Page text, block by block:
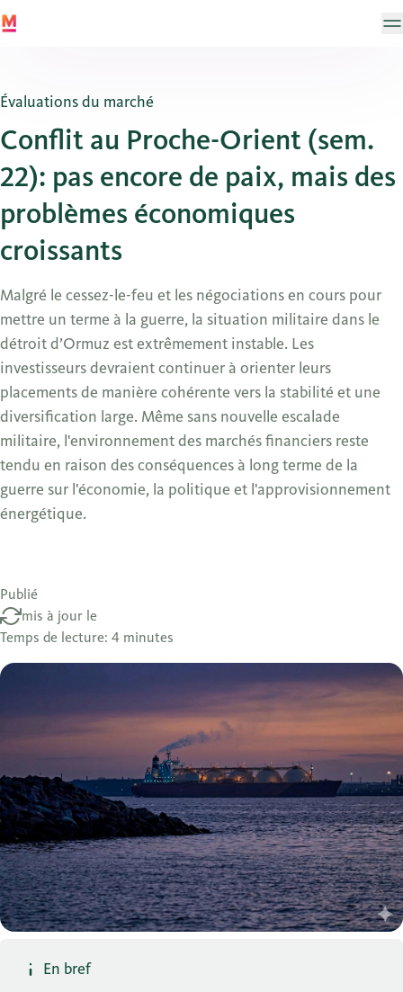
Évaluations du marché
Conflit au Proche-Orient (sem.
22): pas encore de paix, mais des
problèmes économiques
croissants
Malgré le cessez-le-feu et les négociations en cours pour
mettre un terme à la guerre, la situation militaire dans le
détroit d’Ormuz est extrêmement instable. Les
investisseurs devraient continuer à orienter leurs
placements de manière cohérente vers la stabilité et une
diversification large. Même sans nouvelle escalade
militaire, l'environnement des marchés financiers reste
tendu en raison des conséquences à long terme de la
guerre sur l'économie, la politique et l'approvisionnement
énergétique.
Publié
mis à jour le
Temps de lecture: 4 minutes
En bref